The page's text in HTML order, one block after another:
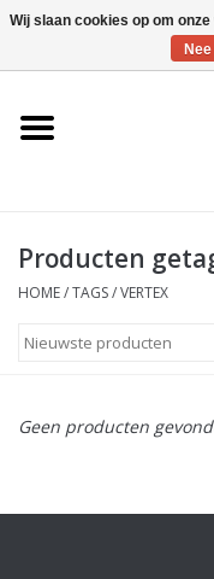
Home
Supplies
Producten
HOME/TAGS/VERTEX
Geen producten
Wij slaan cookies op om
Nee